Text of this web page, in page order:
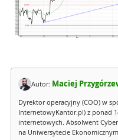
Autor: Maciej
Dyrektor operacyjny (COO) w
InternetowyKantor.pl) z ponad
internetowych. Absolwent
na Uniwersytecie